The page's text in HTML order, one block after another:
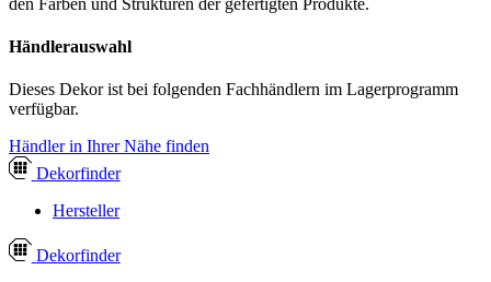
Händlerauswahl
Dieses Dekor ist bei folgenden Fachhändlern im Lagerprogramm
verfügbar.
Händler in Ihrer Nähe finden
Dekorfinder
Hersteller
Dekorfinder